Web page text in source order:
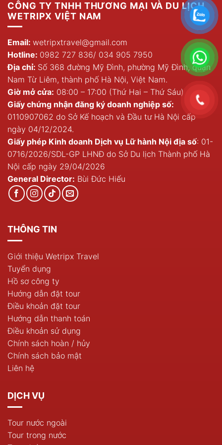
CÔNG TY TNHH THƯƠNG MẠI VÀ DU LỊCH
WETRIPX VIỆT NAM
Email: wetripxtravel@gmail.com
Hotline: 0982 727 836/ 034 905 7950
Địa chỉ: Số 368 đường Mỹ Đình, phường Mỹ Đình, quận
Nam Từ Liêm, thành phố Hà Nội, Việt Nam.
Giờ mở cửa: 08:00 – 17:00 (Thứ Hai – Thứ Sáu)
Giấy chứng nhận đăng ký doanh nghiệp số:
0110907062 do Sở Kế hoạch và Đầu tư Hà Nội cấp
ngày 04/12/2024.
Giấy phép Kinh doanh Dịch vụ Lữ hành Nội địa số: 01-
0716/2026/SDL-GP LHNĐ do Sở Du lịch Thành phố Hà
Nội cấp ngày 29/04/2026
General Director: Bùi Đức Hiếu
THÔNG TIN
Giới thiệu Wetripx Travel
Tuyển dụng
Hồ sơ công ty
Hướng dẫn đặt tour
Điều khoản đặt tour
Hướng dẫn thanh toán
Điều khoản sử dụng
Chính sách hoàn / hủy
Chính sách bảo mật
Liên hệ
DỊCH VỤ
Tour nước ngoài
Tour trong nước